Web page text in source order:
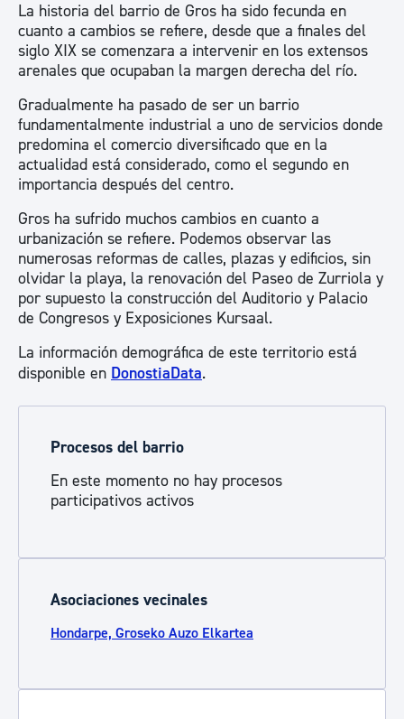
La historia del barrio de Gros ha sido fecunda en
cuanto a cambios se refiere, desde que a finales del
siglo XIX se comenzara a intervenir en los extensos
arenales que ocupaban la margen derecha del río.
Gradualmente ha pasado de ser un barrio
fundamentalmente industrial a uno de servicios donde
predomina el comercio diversificado que en la
actualidad está considerado, como el segundo en
importancia después del centro.
Gros ha sufrido muchos cambios en cuanto a
urbanización se refiere. Podemos observar las
numerosas reformas de calles, plazas y edificios, sin
olvidar la playa, la renovación del Paseo de Zurriola y
por supuesto la construcción del Auditorio y Palacio
de Congresos y Exposiciones Kursaal.
La información demográfica de este territorio está
disponible en DonostiaData.
Procesos del barrio
En este momento no hay procesos
participativos activos
Asociaciones vecinales
Hondarpe, Groseko Auzo Elkartea